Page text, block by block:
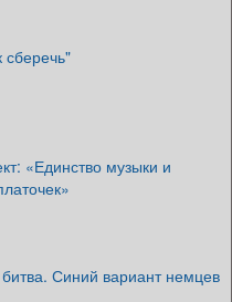
сберечь"
«Единство музыки и
Синий вариант немцев